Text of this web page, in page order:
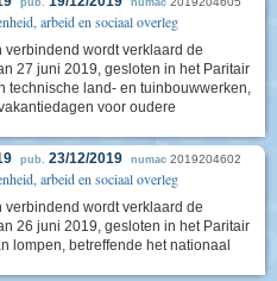
pub. numac
arbeid en sociaal overleg
wordt verklaard de
27 juni 2019, gesloten in het Paritair
technische land- en tuinbouwwerken,
voor oudere
pub. 23/12/2019 numac 2019204602
arbeid en sociaal overleg
wordt verklaard de
26 juni 2019, gesloten in het Paritair
lompen, betreffende het nationaal